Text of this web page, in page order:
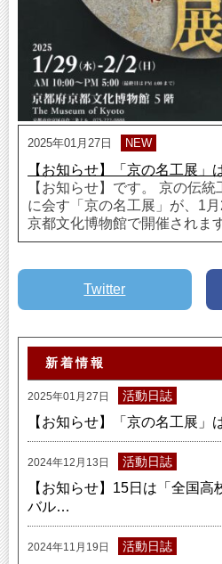
2025年01月27日 NEW
【お知らせ】「京の名工展」
【お知らせ】です。 京の伝
に会す「京の名工展」が、1
京都文化博物館で開催されま
Twitter
新着情報
2025年01月27日 活動日誌
【お知らせ】「京の名工展」
2024年12月13日 活動日誌
【お知らせ】15日は「全国高
バル…
2024年11月19日 活動日誌